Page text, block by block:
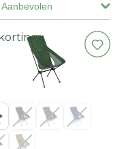
Aanbevolen
korting